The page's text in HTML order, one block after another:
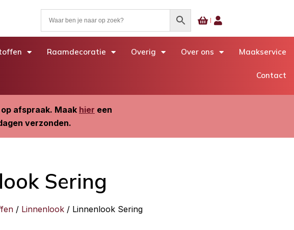
Raamdecoratie Overig Over ons Maakservice
Contact
afspraak. Maak hier een
verzonden.
Sering
/ Linnenlook / Linnenlook Sering